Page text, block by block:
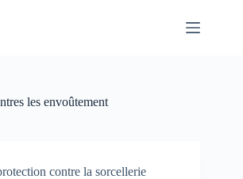
les envoûtement
contre la sorcellerie